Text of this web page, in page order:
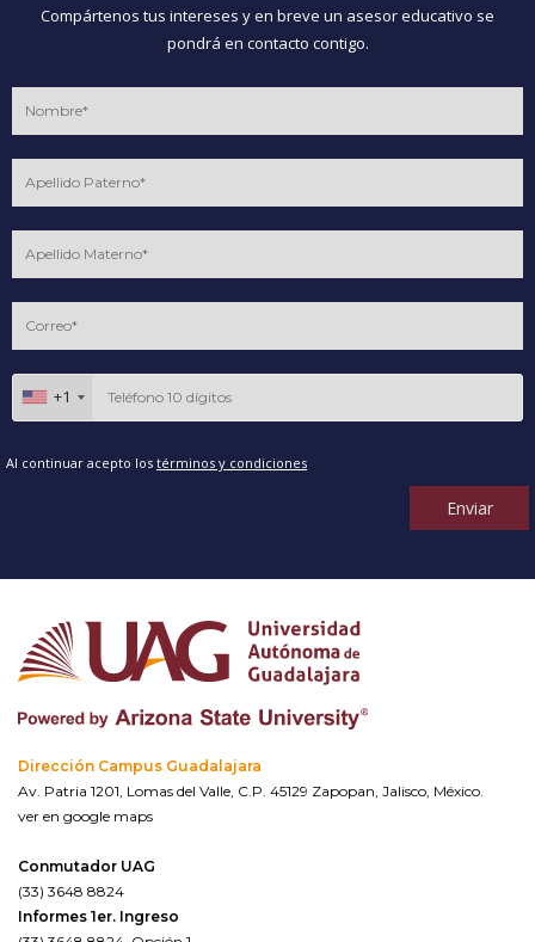
Compártenos tus intereses y en breve un asesor educativo se
pondrá en contacto contigo.
+1
Al continuar acepto los términos y condiciones
Enviar
Dirección Campus Guadalajara
Av. Patria 1201, Lomas del Valle, C.P. 45129 Zapopan, Jalisco, México.
ver en google maps
Conmutador UAG
(33) 3648 8824
Informes 1er. Ingreso